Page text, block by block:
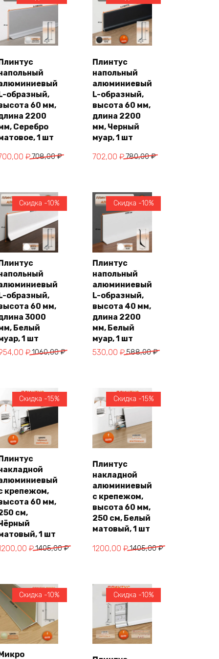
В
корзину
образный,
60 мм,
2200
Серебро
1 шт
708,00₽
₽.
₽
В
корзину
Плинтус
напольный
алюминиевый
L-образный,
высота 60 мм,
длина 2200
мм, Черный
муар, 1 шт
780,00₽
Первоначальная
780,00 ₽.
702,00 ₽
Текущая
В
корзину
Скидка -10%
образный,
60 мм,
3000
Белый
1 шт
1060,00₽
₽
В
корзину
Скидка -10%
Плинтус
напольный
алюминиевый
L-образный,
высота 40 мм,
длина 2200
мм, Белый
муар, 1 шт
588,00₽
Первоначальная
530,00 ₽
Текущая
В
корзину
Скидка -15%
крепежом,
60 мм,
см,
1 шт
1405,00₽
₽.
₽
корзину
Скидка -15%
Плинтус
накладной
алюминиевый
с крепежом,
высота 60 мм,
250 см, Белый
матовый, 1 шт
1405,00₽
Первоначальная
1405,00 ₽.
1200,00 ₽
Текущая
Скидка -10%
Микро
Скидка -10%